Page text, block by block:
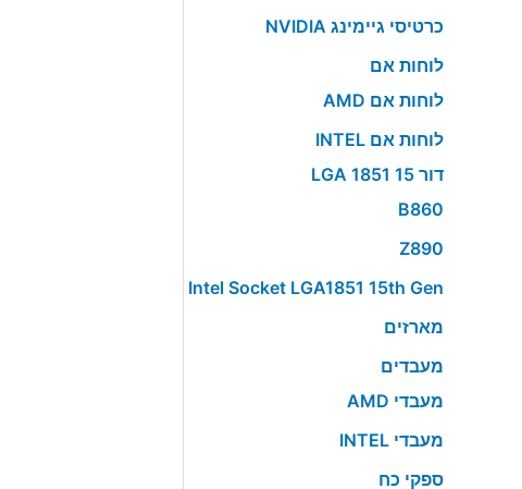
כרטיסי גיימינג NVIDIA
לוחות אם
לוחות אם AMD
לוחות אם INTEL
דור 15 LGA 1851
B860
Z890
Intel Socket LGA1851 15th Gen
מארזים
מעבדים
מעבדי AMD
מעבדי INTEL
ספקי כח